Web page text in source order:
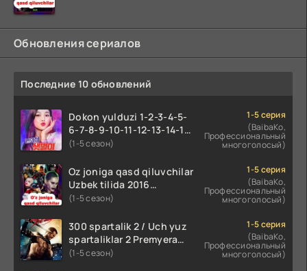
Обновления сериалов
Последние 10 обновлений
Dokon yulduzi 1-2-3-4-5-
6-7-8-9-10-11-12-13-14-15-
16-17 Qism Uzbek tilida
qismlari o'zbek tilida
(1-5 сезон)
1-5 серия
(BaibaKo,
Профессиональный
многоголосый)
Oz joniga qasd qiluvchilar
Uzbek tilida 2016
O'zbekcha tarjima kino
(1-5 сезон)
1-5 серия
(BaibaKo,
Профессиональный
многоголосый)
300 spartalik 2 / Uch yuz
spartaliklar 2 Premyera
Uzbek tilida 2013
(1-5 сезон)
1-5 серия
(BaibaKo,
Профессиональный
многоголосый)